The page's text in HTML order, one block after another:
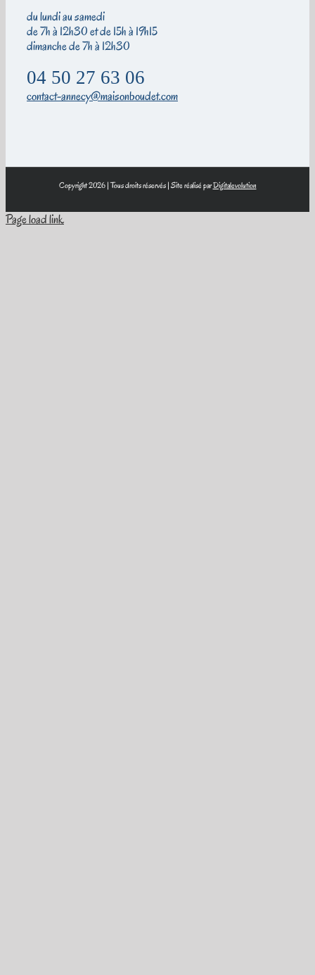
du lundi au samedi
de 7h à 12h30 et de 15h à 19h15
dimanche de 7h à 12h30
04 50 27 63 06
contact-annecy@maisonboudet.com
Copyright 2026 | Tous droits réservés | Site réalisé parDigitalevolution
Page load link